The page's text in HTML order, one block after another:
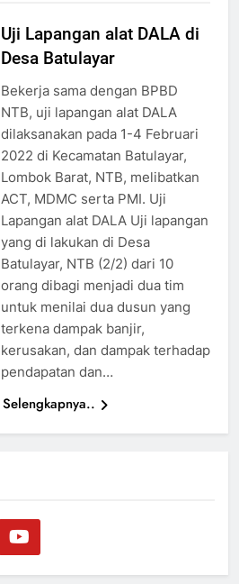
Uji Lapangan alat DALA di
Desa Batulayar
Bekerja sama dengan BPBD
NTB, uji lapangan alat DALA
dilaksanakan pada 1-4 Februari
2022 di Kecamatan Batulayar,
Lombok Barat, NTB, melibatkan
ACT, MDMC serta PMI. Uji
Lapangan alat DALA Uji lapangan
yang di lakukan di Desa
Batulayar, NTB (2/2) dari 10
orang dibagi menjadi dua tim
untuk menilai dua dusun yang
terkena dampak banjir,
kerusakan, dan dampak terhadap
pendapatan dan…
Selengkapnya..